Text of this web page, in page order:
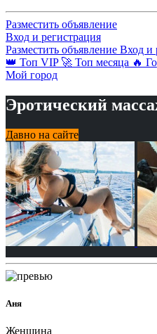
Разместить объявление
Вход и регистрация
Разместить объявление Вход и
👑 Топ VIP 🚀 Топ месяца 🔥
Мой город
Эротический
Давно на сайте
Аня
Женщина